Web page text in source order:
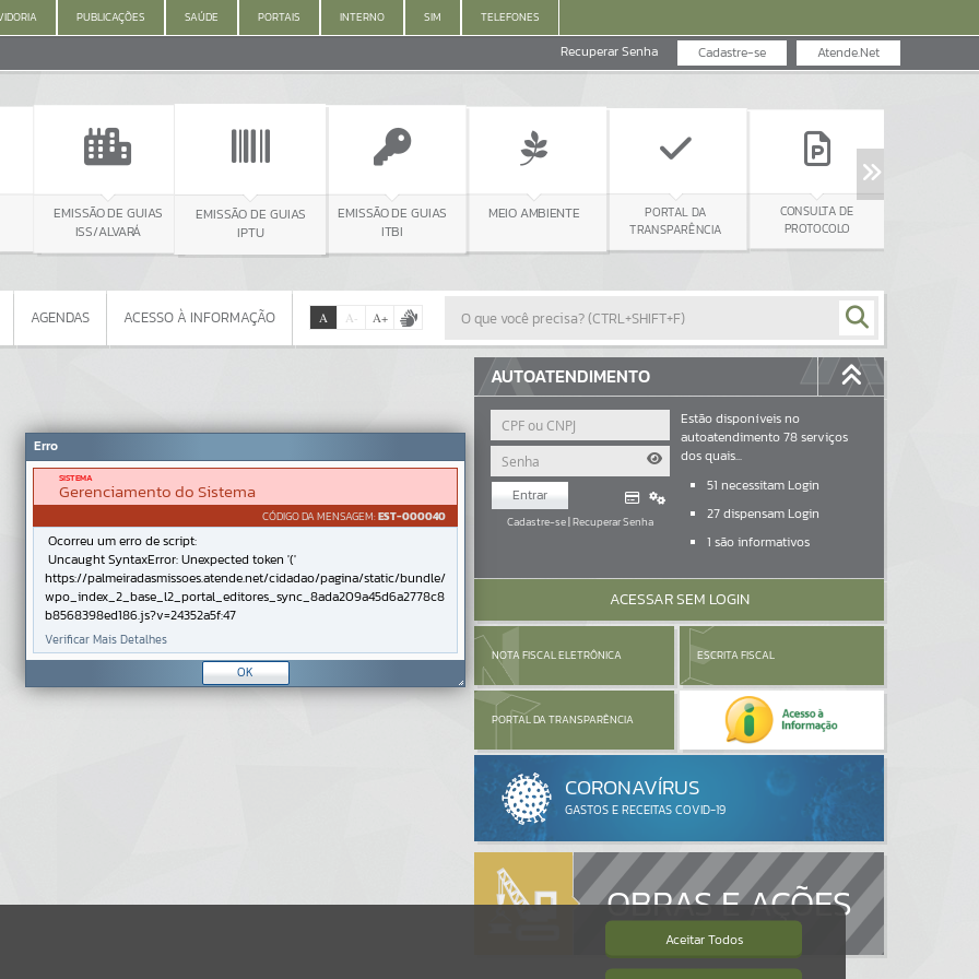
PUBLICAÇÕES SAÚDE PORTAIS INTERNO SIM TELEFONES
Atende.Net
Cadastre-se
Recuperar Senha
EMISSÃO DE GUIAS
ISS/ALVARÁ
EMISSÃO DE GUIAS
EMISSÃO DE GUIAS
MEIO AMBIENTE
PORTAL DA
TRANSPARÊNCIA
CONSULTA DE
PROTOCOLO
AGENDAS ACESSO À INFORMAÇÃO A A- A+
AUTOATENDIMENTO
Entrar
Cadastre-se|Recuperar Senha
Estão disponíveis no
autoatendimento78serviços
dos quais...
51 necessitam Login
27dispensam Login
1 são informativos
ACESSAR SEM LOGIN
NOTA FISCAL ELETRÔNICA ESCRITA FISCAL
PORTAL DA TRANSPARÊNCIA
OBRAS E AÇÕES
Aceitar Todos
Erro
SISTEMA
Gerenciamento do Sistema
CÓDIGO DA MENSAGEM:EST-000040
Ocorreu um erro de script:
Uncaught SyntaxError: Unexpected token '('
https://palmeiradasmissoes.atende.net/cidadao/pagina/static/bundle/
wpo_index_2_base_l2_portal_editores_sync_8ada209a45d6a2778c8
b8568398ed186.js?v=24352a5f:47
Verificar Mais Detalhes
OK